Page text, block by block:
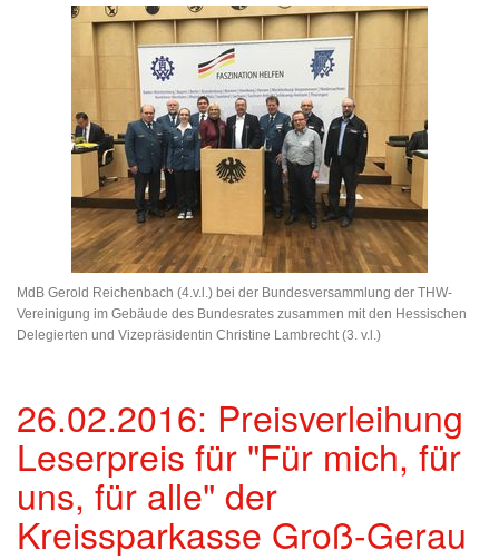
MdB Gerold Reichenbach (4.v.l.) bei der Bundesversammlung der THW-
Vereinigung im Gebäude des Bundesrates zusammen mit den Hessischen
Delegierten und Vizepräsidentin Christine Lambrecht (3. v.l.)
26.02.2016: Preisverleihung
Leserpreis für "Für mich, für
uns, für alle" der
Kreissparkasse Groß-Gerau